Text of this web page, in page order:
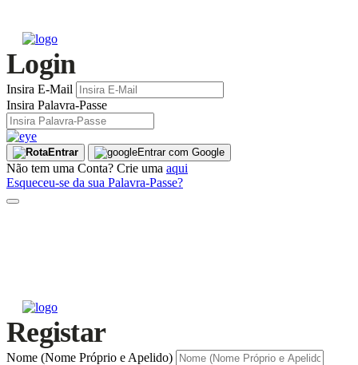
Login
Insira E-Mail
Insira Palavra-Passe
Entrar Entrar com Google
Não tem uma Conta? Crie uma aqui
Esqueceu-se da sua Palavra-Passe?
Registar
Nome (Nome Próprio e Apelido)